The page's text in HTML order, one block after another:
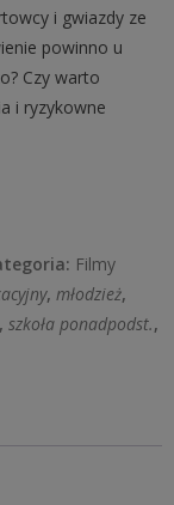
i gwiazdy ze
powinno u
Czy warto
i ryzykowne
Filmy
, młodzież,
, szkoła ponadpodst.,